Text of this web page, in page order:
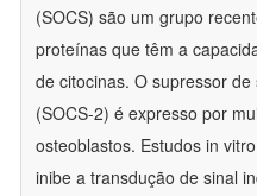
(SOCS) são um grupo
proteínas que têm a
de citocinas. O supressor
(SOCS-2) é expresso por
osteoblastos. Estudos in
inibe a transdução de sinal